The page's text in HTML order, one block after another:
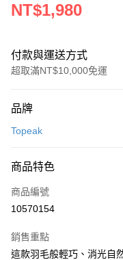
NT$1,980
付款與運送方式
超取滿NT$10,000免運
信用卡一次付款
Apple Pay
ATM付款
全家取貨付款
品牌
Topeak
商品特色
商品編號
10570154
銷售重點
這款羽毛般輕巧、消光自